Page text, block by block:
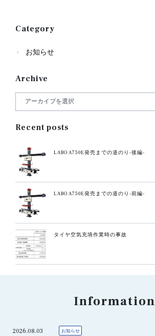
Category
お知らせ
Archive
Recent posts
LABO A750E発売までの道のり-後編-
LABO A750E発売までの道のり-前編-
タイヤ空気充填作業時の事故
Information
2026.08.03 お知らせ